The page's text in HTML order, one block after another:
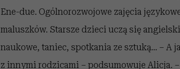
Ene-due. Ogólnorozwojowe zajęcia
maluszków. Starsze dzieci uczą się
naukowe, taniec, spotkania ze sztuką… – A
z innymi rodzicami – podsumowuje Alicja.